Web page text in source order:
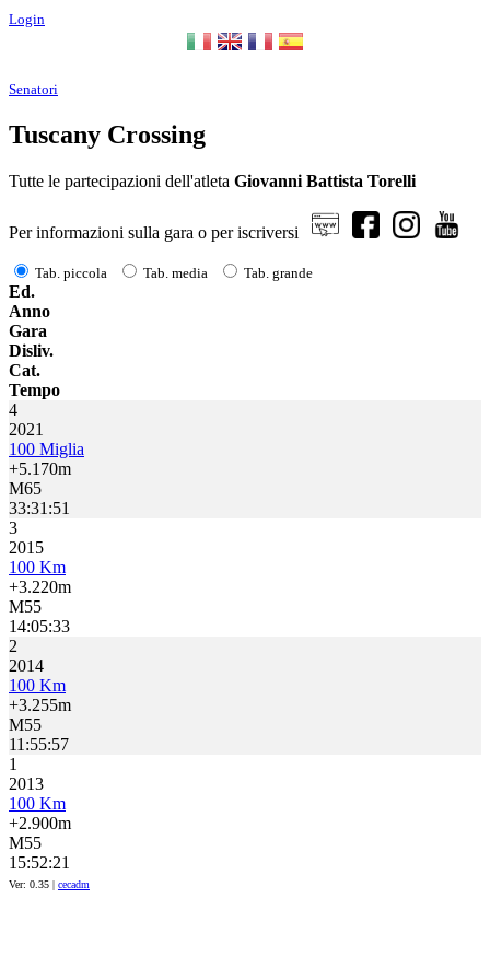
Login
Senatori
Tuscany Crossing
Tutte le partecipazioni dell'atleta Giovanni Battista Torelli
Per informazioni sulla gara o per iscriversi
Tab. piccola Tab. media Tab. grande
Ed.
Anno
Gara
Disliv.
Cat.
Tempo
4
2021
100 Miglia
+5.170m
M65
33:31:51
3
2015
100 Km
+3.220m
M55
14:05:33
2
2014
100 Km
+3.255m
M55
11:55:57
1
2013
100 Km
+2.900m
M55
15:52:21
Ver: 0.35 | cecadm